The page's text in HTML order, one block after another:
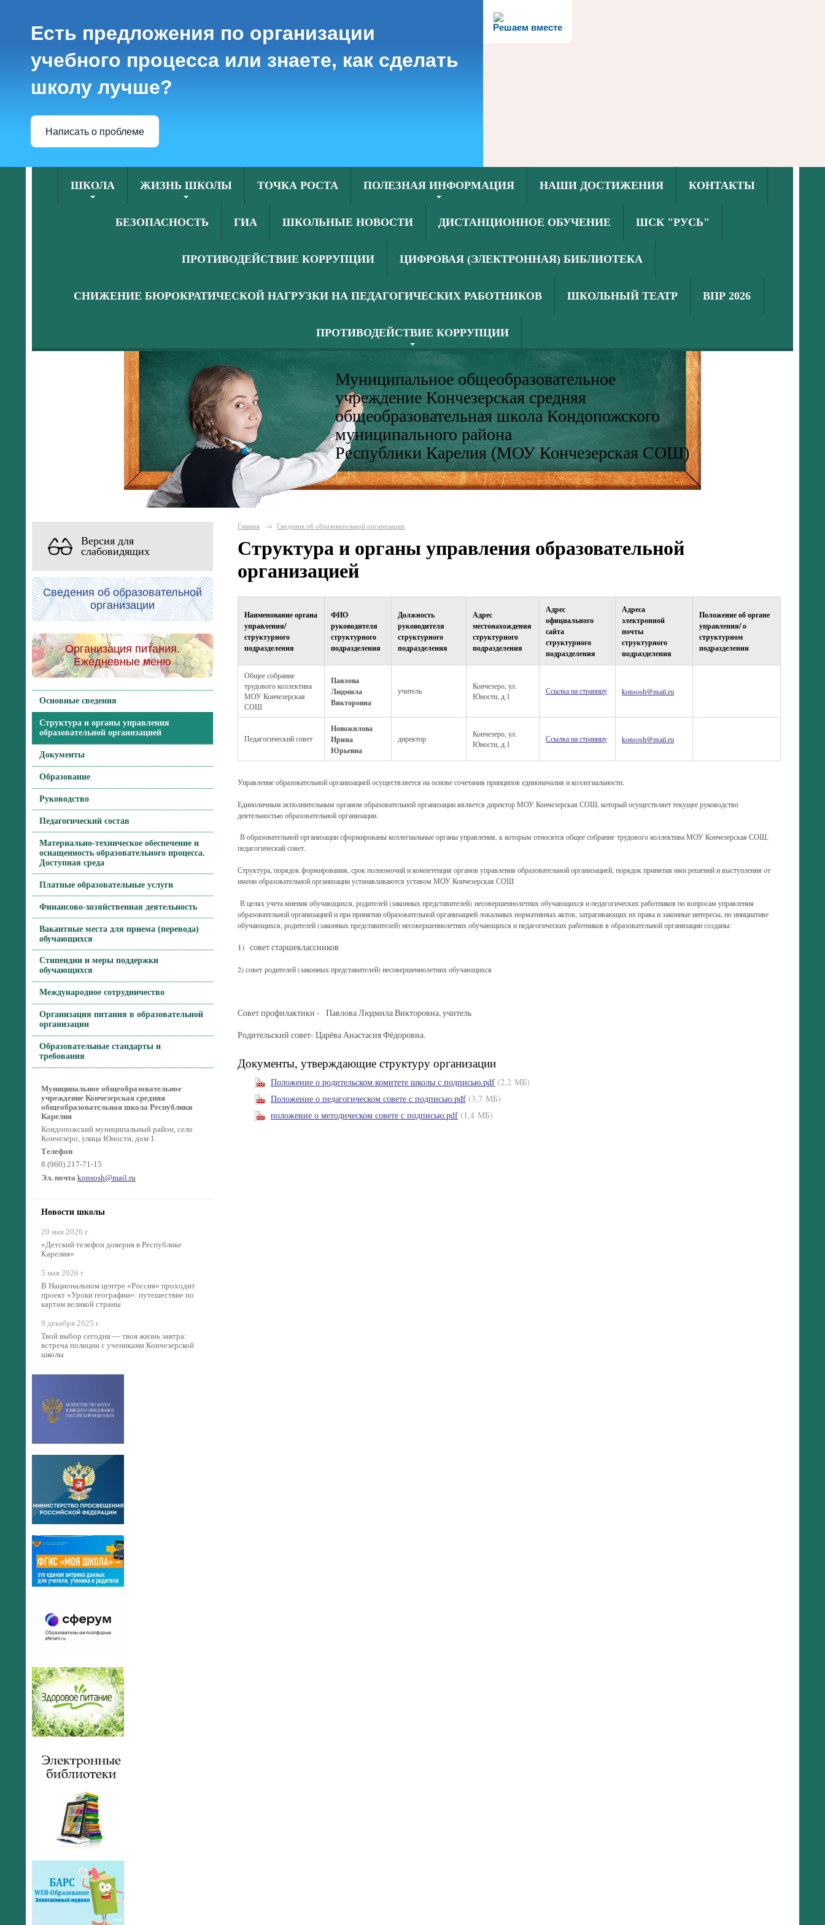
Решаем вместе
Есть предложения по организации
учебного процесса или знаете, как сделать
школу лучше?
Написать о проблеме
ШКОЛА ЖИЗНЬ ШКОЛЫ ТОЧКА РОСТА ПОЛЕЗНАЯ ИНФОРМАЦИЯ НАШИ ДОСТИЖЕНИЯ КОНТАКТЫ
БЕЗОПАСНОСТЬ ГИА ШКОЛЬНЫЕ НОВОСТИ ДИСТАНЦИОННОЕ ОБУЧЕНИЕ ШСК "РУСЬ"
ПРОТИВОДЕЙСТВИЕ КОРРУПЦИИ ЦИФРОВАЯ (ЭЛЕКТРОННАЯ) БИБЛИОТЕКА
СНИЖЕНИЕ БЮРОКРАТИЧЕСКОЙ НАГРУЗКИ НА ПЕДАГОГИЧЕСКИХ РАБОТНИКОВ ШКОЛЬНЫЙ ТЕАТР ВПР 2026
ПРОТИВОДЕЙСТВИЕ КОРРУПЦИИ
Муниципальное общеобразовательное
учреждение Кончезерская средняя
общеобразовательная школа Кондопожского
муниципального района
Республики Карелия (МОУ Кончезерская СОШ)
Версия для
слабовидящих
Сведения об образовательной
организации
Организация питания.
Ежедневные меню
Основные сведения
Структура и органы управления
образовательной организацией
Документы
Образование
Руководство
Педагогический состав
Материально-техническое обеспечение и
оснащенность образовательного процесса.
Доступная среда
Платные образовательные услуги
Финансово-хозяйственная деятельность
Вакантные места для приема (перевода)
обучающихся
Стипендии и меры поддержки
обучающихся
Международное сотрудничество
Организация питания в образовательной
организации
Образовательные стандарты и
требования
Муниципальное общеобразовательное
учреждение Кончезерская средняя
общеобразовательная школа Республики
Карелия
Кондопожский муниципальный район, село
Кончезеро, улица Юности, дом 1.
Телефон
8 (960) 217-71-15
Эл. почта konsosh@mail.ru
Новости школы
20 мая 2026 г.
«Детский телефон доверия в Республике
Карелия»
5 мая 2026 г.
В Национальном центре «Россия» проходит
проект «Уроки географии»: путешествие по
картам великой страны
9 декабря 2025 г.
Твой выбор сегодня — твоя жизнь завтра:
встреча полиции с учениками Кончезерской
школы
Главная → Сведения об образовательной организации
Структура и органы управления образовательной
организацией
Наименование органа
управления/
структурного
подразделения
ФИО
руководителя
структурного
подразделения
Должность
руководителя
структурного
подразделения
Адрес
местонахождения
структурного
подразделения
Адрес
официального
сайта
структурного
подразделения
Адреса
электронной
почты
структурного
подразделения
Положение об органе
управления/ о
структурном
подразделении
Общее собрание
трудового коллектива
МОУ Кончезерская
СОШ
Павлова
Людмила
Викторовна
учитель
Кончезеро, ул.
Юности, д.1
Ссылка на страницу konsosh@mail.ru
Педагогический совет
Новожилова
Ирина
Юрьевна
директор
Кончезеро, ул.
Юности, д.1
Ссылка на страницу konsosh@mail.ru
Управление образовательной организацией осуществляется на основе сочетания принципов единоначалия и коллегиальности.
Единоличным исполнительным органом образовательной организации является директор МОУ Кончезерская СОШ, который осуществляет текущее руководство
деятельностью образовательной организации.
В образовательной организации сформированы коллегиальные органы управления, к которым относятся общее собрание трудового коллектива МОУ Кончезерская СОШ,
педагогический совет.
Структура, порядок формирования, срок полномочий и компетенция органов управления образовательной организацией, порядок принятия ими решений и выступления от
имени образовательной организации устанавливаются уставом МОУ Кончезерская СОШ
В целях учета мнения обучающихся, родителей (законных представителей) несовершеннолетних обучающихся и педагогических работников по вопросам управления
образовательной организацией и при принятии образовательной организацией локальных нормативных актов, затрагивающих их права и законные интересы, по инициативе
обучающихся, родителей (законных представителей) несовершеннолетних обучающихся и педагогических работников в образовательной организации созданы:
1) совет старшеклассников
2) совет родителей (законных представителей) несовершеннолетних обучающихся
Совет профилактики - Павлова Людмила Викторовна, учитель
Родительский совет- Царёва Анастасия Фёдоровна.
Документы, утверждающие структуру организации
Положение о родительском комитете школы с подписью.pdf (2,2 МБ)
Положение о педагогическом совете с подписью.pdf (3,7 МБ)
положение о методическом совете с подписью.pdf (1,4 МБ)